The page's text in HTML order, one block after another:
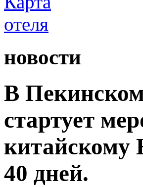
новости
В
стартует
китайскому
40 дней.